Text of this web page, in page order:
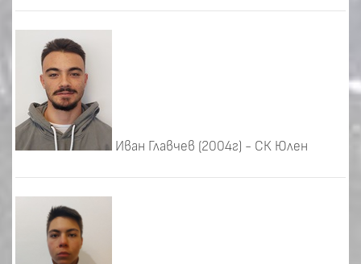
Иван Главчев (2004г) - СК Юлен